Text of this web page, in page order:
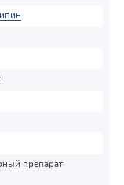
препарат